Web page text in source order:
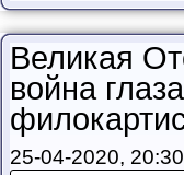
Великая
война
25-04-2020, 20:30